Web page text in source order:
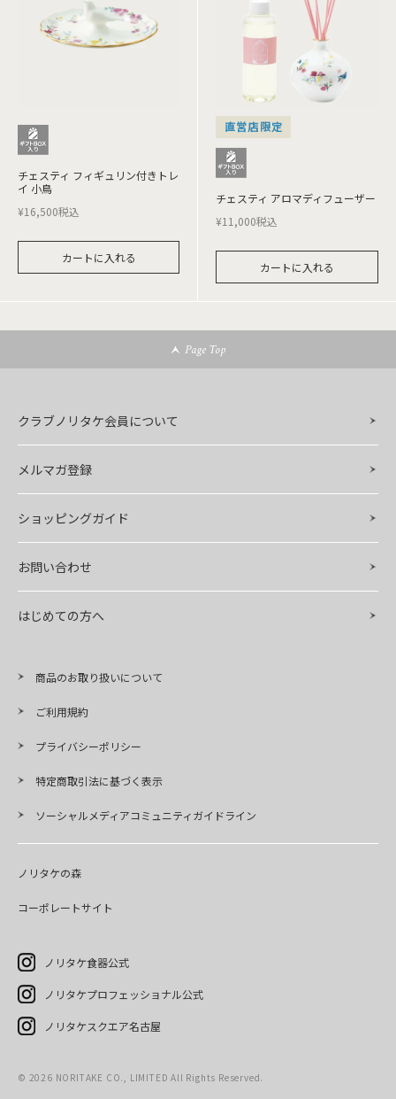
チェスティ フィギュリン付きトレ
イ 小鳥
¥16,500税込
カートに入れる
直営店限定
チェスティ アロマディフューザー
¥11,000税込
カートに入れる
Page Top
クラブノリタケ会員について
メルマガ登録
ショッピングガイド
お問い合わせ
はじめての方へ
商品のお取り扱いについて
ご利用規約
プライバシーポリシー
特定商取引法に基づく表示
ソーシャルメディアコミュニティガイドライン
ノリタケの森
コーポレートサイト
ノリタケ食器公式
ノリタケプロフェッショナル公式
ノリタケスクエア名古屋
© 2026 NORITAKE CO., LIMITED All Rights Reserved.